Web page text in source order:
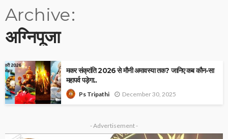
Archive
अग्निपूजा
मकर संक्रांति 2026 से मौनी अमावस्या तक? जानिए कब कौन-सा
महापर्व पड़ेगा..
Ps Tripathi December 30, 2025
- Advertisement -